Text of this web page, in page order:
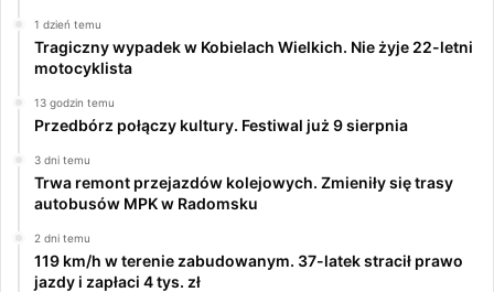
1 dzień temu
Tragiczny wypadek w Kobielach Wielkich. Nie żyje 22-letni
motocyklista
13 godzin temu
Przedbórz połączy kultury. Festiwal już 9 sierpnia
3 dni temu
Trwa remont przejazdów kolejowych. Zmieniły się trasy
autobusów MPK w Radomsku
2 dni temu
119 km/h w terenie zabudowanym. 37-latek stracił prawo
jazdy i zapłaci 4 tys. zł